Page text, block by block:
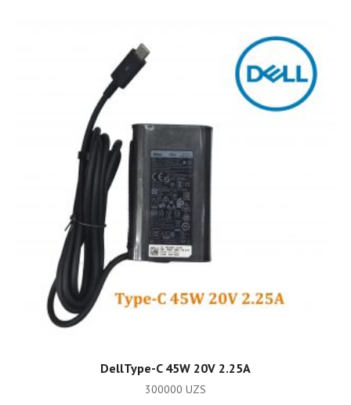
ADD TO CART
DellType-C 45W 20V 2.25A
300000 UZS